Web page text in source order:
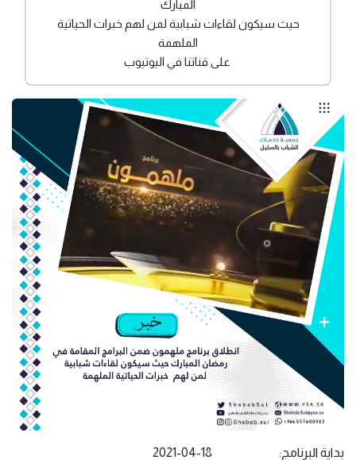
المبارك
حيث سيكون لقاءات شبابية لمن لهم خبرات الحياتية
الملهمة
على قناتنا في اليوتيوب
بداية البرنامج: 2021-04-18